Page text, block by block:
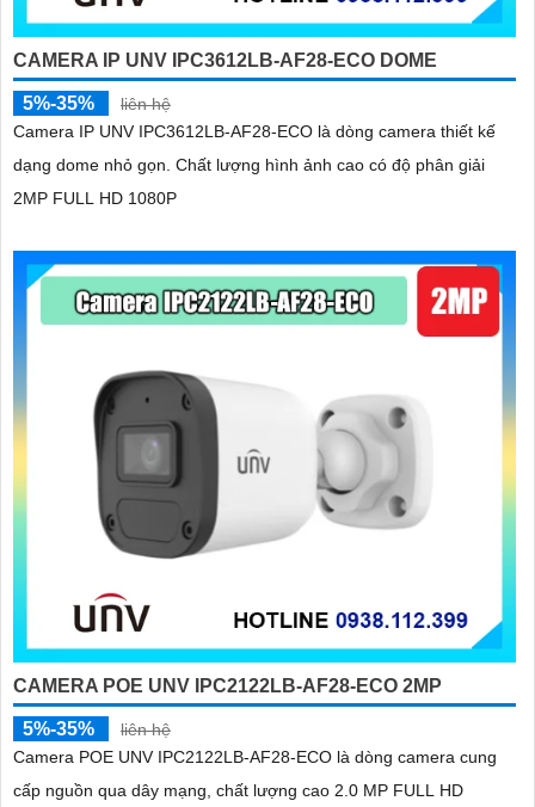
CAMERA IP UNV IPC3612LB-AF28-ECO DOME
5%-35%
liên hệ
Camera IP UNV IPC3612LB-AF28-ECO là dòng camera thiết kế
dạng dome nhỏ gọn. Chất lượng hình ảnh cao có độ phân giải
2MP FULL HD 1080P
CAMERA POE UNV IPC2122LB-AF28-ECO 2MP
5%-35%
liên hệ
Camera POE UNV IPC2122LB-AF28-ECO là dòng camera cung
cấp nguồn qua dây mạng, chất lượng cao 2.0 MP FULL HD